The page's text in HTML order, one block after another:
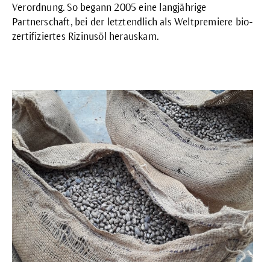
Verordnung. So begann 2005 eine langjährige
Partnerschaft, bei der letztendlich als Weltpremiere bio-
zertifiziertes Rizinusöl herauskam.